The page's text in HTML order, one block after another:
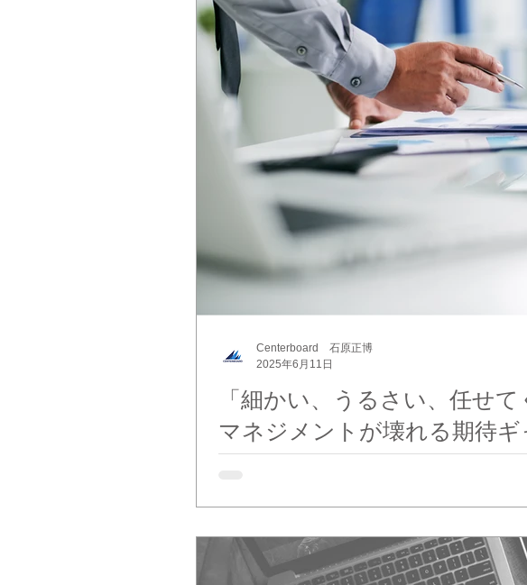
「細かい、うるさい、任せ
マネジメントが壊れる期待
んどくさいし、やる気もなくなるという声も少な
Centerboard 石原正博
2025年6月11日